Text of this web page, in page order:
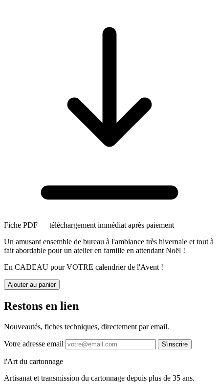
Fiche PDF — téléchargement immédiat après paiement
Un amusant ensemble de bureau à l'ambiance très hivernale et tout à
fait abordable pour un atelier en famille en attendant Noël !
En CADEAU pour VOTRE calendrier de l'Avent !
Ajouter au panier
Restons en lien
Nouveautés, fiches techniques, directement par email.
Votre adresse email S'inscrire
l'Art du cartonnage
Artisanat et transmission du cartonnage depuis plus de 35 ans.